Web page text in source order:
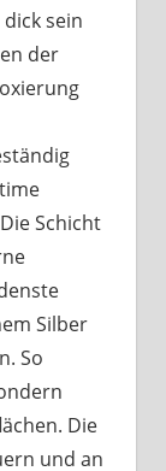
sein
der
Schicht
Silber
So
Die
und an